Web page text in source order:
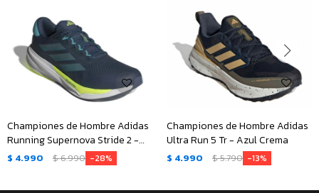
Championes de Hombre Adidas
Running Supernova Stride 2 -
Azul Petroleo - Verde Menta
$ 4.990 $6.990 28
Championes de Hombre Adidas
Ultra Run 5 Tr - Azul Crema
$ 4.990 $5.790 13